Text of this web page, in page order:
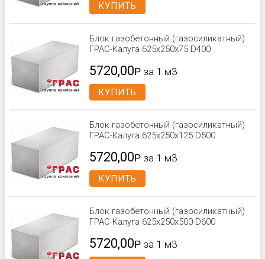
КУПИТЬ
Блок газобетонный (газосиликатный)
ГРАС-Калуга 625x250x75 D400
5720,00Р за 1 м3
КУПИТЬ
Блок газобетонный (газосиликатный)
ГРАС-Калуга 625x250x125 D500
5720,00Р за 1 м3
КУПИТЬ
Блок газобетонный (газосиликатный)
ГРАС-Калуга 625x250x500 D600
5720,00Р за 1 м3